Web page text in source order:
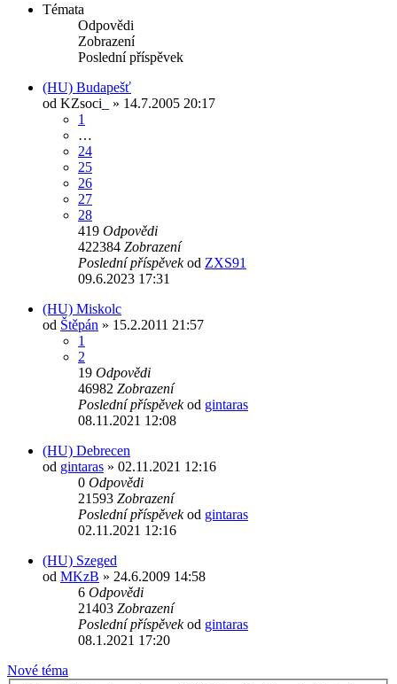
Témata
Odpovědi
Zobrazení
Poslední příspěvek
(HU) Budapešť
od KZsoci_
» 14.7.2005 20:17
1
…
24
25
26
27
28
419 Odpovědi
422384 Zobrazení
Poslední příspěvekod ZXS91
09.6.2023 17:31
(HU) Miskolc
od Štěpán » 15.2.2011 21:57
1
2
19 Odpovědi
46982 Zobrazení
Poslední příspěvekod gintaras
08.11.2021 12:08
(HU) Debrecen
od gintaras » 02.11.2021 12:16
0 Odpovědi
21593 Zobrazení
Poslední příspěvekod gintaras
02.11.2021 12:16
(HU) Szeged
od MKzB » 24.6.2009 14:58
6 Odpovědi
21403 Zobrazení
Poslední příspěvekod gintaras
08.1.2021 17:20
Nové téma